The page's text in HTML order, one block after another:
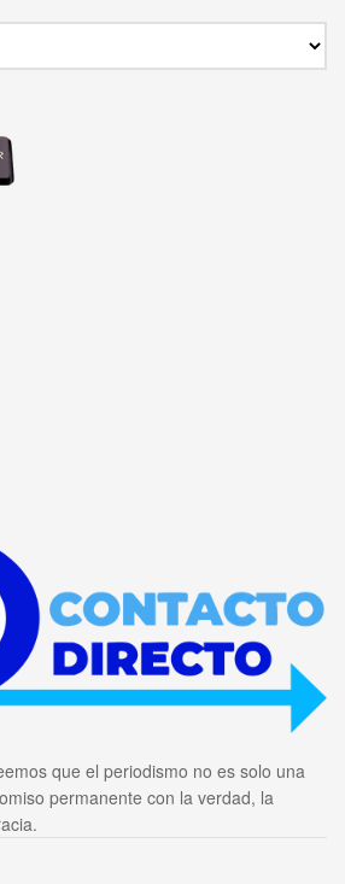
que el periodismo no es solo una
permanente con la verdad, la